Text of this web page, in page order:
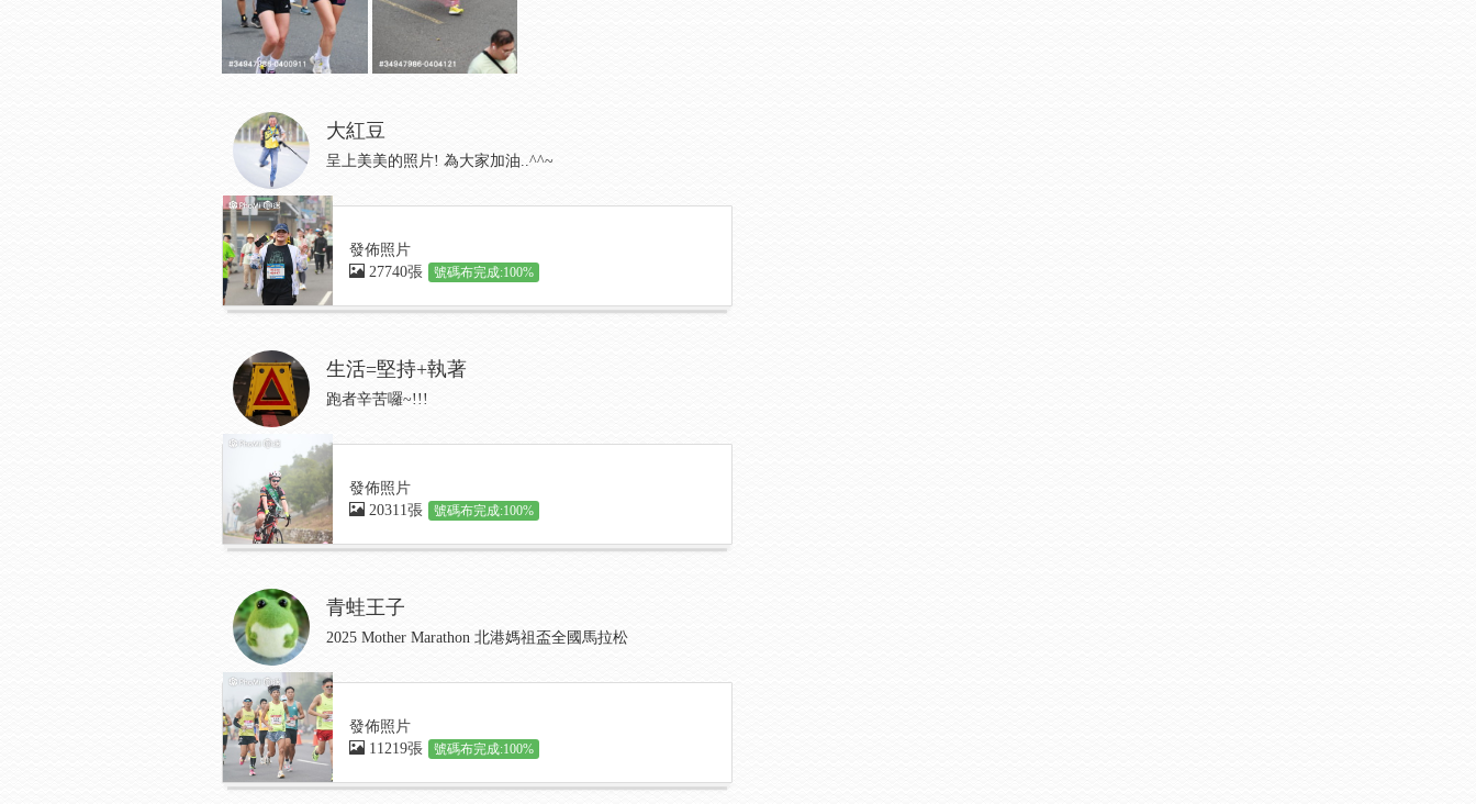
大紅豆
呈上美美的照片! 為大家加油..^^~
發佈照片
27740張
號碼布完成:100%
生活=堅持+執著
跑者辛苦囉~!!!
發佈照片
20311張
號碼布完成:100%
青蛙王子
2025 Mother Marathon 北港媽祖盃全國馬拉松
發佈照片
11219張
號碼布完成:100%